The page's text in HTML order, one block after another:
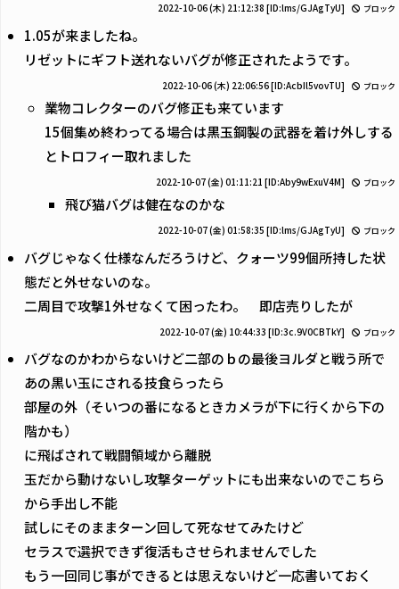
2022-10-06 (木) 21:12:38 [ID:lms/GJAgTyU] ブロック
1.05が来ましたね。
リゼットにギフト送れないバグが修正されたようです。
2022-10-06 (木) 22:06:56[ID:AcbIl5vovTU] ブロック
業物コレクターのバグ修正も来ています
15個集め終わってる場合は黒玉鋼製の武器を着け外しする
とトロフィー取れました
2022-10-07 (金) 01:11:21 [ID:Aby9wExuV4M] ブロック
飛び猫バグは健在なのかな
2022-10-07 (金) 01:58:35 [ID:lms/GJAgTyU] ブロック
バグじゃなく仕様なんだろうけど、クォーツ99個所持した状
態だと外せないのな。
二周目で攻撃1外せなくて困ったわ。 即店売りしたが
2022-10-07 (金) 10:44:33 [ID:3c.9V0CBTkY] ブロック
バグなのかわからないけど二部のｂの最後ヨルダと戦う所で
あの黒い玉にされる技食らったら
部屋の外（そいつの番になるときカメラが下に行くから下の
階かも）
に飛ばされて戦闘領域から離脱
玉だから動けないし攻撃ターゲットにも出来ないのでこちら
から手出し不能
試しにそのままターン回して死なせてみたけど
セラスで選択できず復活もさせられませんでした
もう一回同じ事ができるとは思えないけど一応書いておく